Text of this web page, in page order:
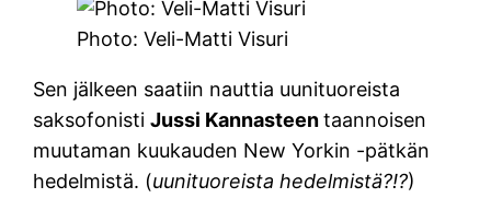
Photo: Veli-Matti Visuri
Sen jälkeen saatiin nauttia uunituoreista
saksofonistiJussi Kannasteentaannoisen
muutaman kuukauden New Yorkin -pätkän
hedelmistä. (uunituoreista hedelmistä?!?)